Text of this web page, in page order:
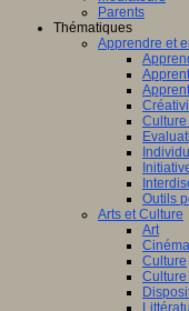
Parents
Thématiques
Apprendre et
Outils
Arts et Culture
Art
Cinéma
Culture